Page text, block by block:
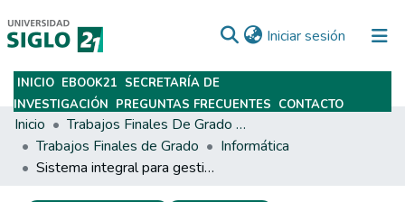
Iniciar sesión (current)
Subir
INICIO EBOOK21 SECRETARÍA DE
INVESTIGACIÓN PREGUNTAS FRECUENTES CONTACTO
Inicio
Trabajos Finales De Grado Y Posgrado
Trabajos Finales de Grado
Informática
Sistema integral para gestión de pañol y servicios mecánicos de flota de omnibus